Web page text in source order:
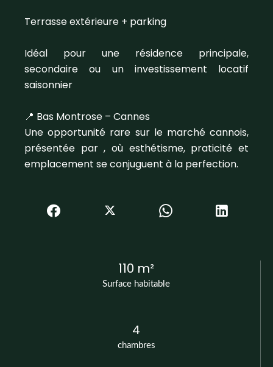
Surface habitable
110 m²
chambres
4
Terrasse extérieure + parking
Idéal pour une résidence principale,
secondaire ou un investissement locatif
saisonnier
📍 Bas Montrose – Cannes
Une opportunité rare sur le marché cannois,
présentée par , où esthétisme, praticité et
emplacement se conjuguent à la perfection.